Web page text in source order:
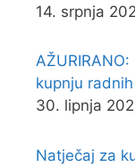
14. srpnja
kupnju
30. lipnja
Natječaj za